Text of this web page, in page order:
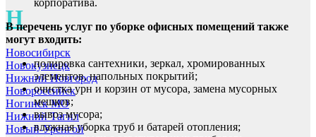
Н
Новосибирск
Новокузнецк
Нижний Новгород
Новороссийск
Ногинск МО
Нижний Тагил
Новый-Уренгой
В перечень услуг по уборке офисных помещений также
могут входить:
полировка сантехники, зеркал, хромированных
элементов, напольных покрытий;
очистка урн и корзин от мусора, замена мусорных
мешков;
вывоз мусора;
влажная уборка труб и батарей отопления;